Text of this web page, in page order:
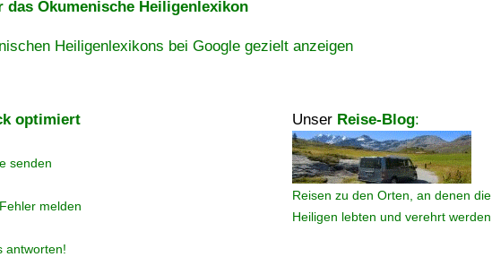
Ökumenische Heiligenlexikon
Heiligenlexikons bei Google gezielt anzeigen
optimiert Unser Reise-Blog:
Reisen zu den Orten, an denen die
Heiligen lebten und verehrt werden.
senden
melden
antworten!